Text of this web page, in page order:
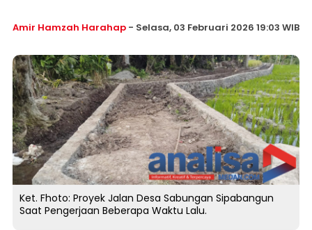
Amir Hamzah Harahap- Selasa, 03 Februari 2026 19:03 WIB
Ket. Fhoto: Proyek Jalan Desa Sabungan Sipabangun
Saat Pengerjaan Beberapa Waktu Lalu.